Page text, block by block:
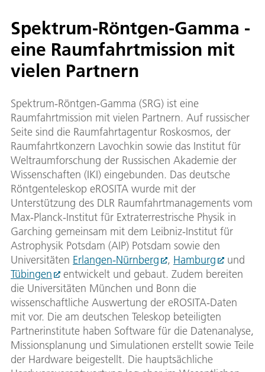
Spektrum-Röntgen-Gamma -
eine Raumfahrtmission mit
vielen Partnern
Spektrum-Röntgen-Gamma (SRG) ist eine
Raumfahrtmission mit vielen Partnern. Auf russischer
Seite sind die Raumfahrtagentur Roskosmos, der
Raumfahrtkonzern Lavochkin sowie das Institut für
Weltraumforschung der Russischen Akademie der
Wissenschaften (IKI) eingebunden. Das deutsche
Röntgenteleskop eROSITA wurde mit der
Unterstützung des DLR Raumfahrtmanagements vom
Max-Planck-Institut für Extraterrestrische Physik in
Garching gemeinsam mit dem Leibniz-Institut für
Astrophysik Potsdam (AIP) Potsdam sowie den
Universitäten Erlangen-Nürnberg , Hamburg
und
Tübingen
entwickelt und gebaut. Zudem bereiten
die Universitäten München und Bonn die
wissenschaftliche Auswertung der eROSITA-Daten
mit vor. Die am deutschen Teleskop beteiligten
Partnerinstitute haben Software für die Datenanalyse,
Missionsplanung und Simulationen erstellt sowie Teile
der Hardware beigestellt. Die hauptsächliche